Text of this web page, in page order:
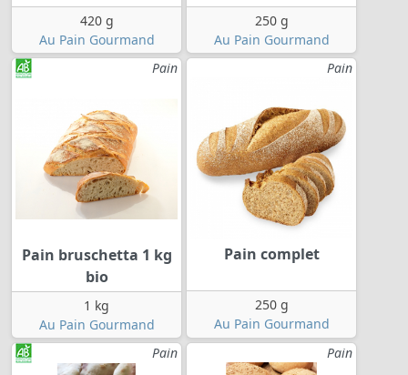
420 g
Au Pain Gourmand
250 g
Au Pain Gourmand
Pain
Pain bruschetta 1 kg
bio
1 kg
Au Pain Gourmand
Pain
Pain complet
250 g
Au Pain Gourmand
Pain
Pain